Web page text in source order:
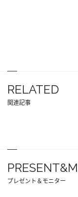
RELATED
関連記事
プレゼント＆モニター